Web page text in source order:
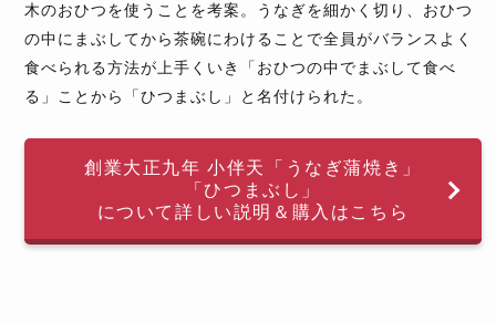
木のおひつを使うことを考案。うなぎを細かく切り、おひつ
の中にまぶしてから茶碗にわけることで全員がバランスよく
食べられる方法が上手くいき「おひつの中でまぶして食べ
る」ことから「ひつまぶし」と名付けられた。
創業大正九年 小伴天「うなぎ蒲焼き」
「ひつまぶし」
について詳しい説明＆購入はこちら